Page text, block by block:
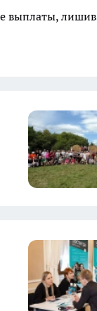
выплаты, лишив